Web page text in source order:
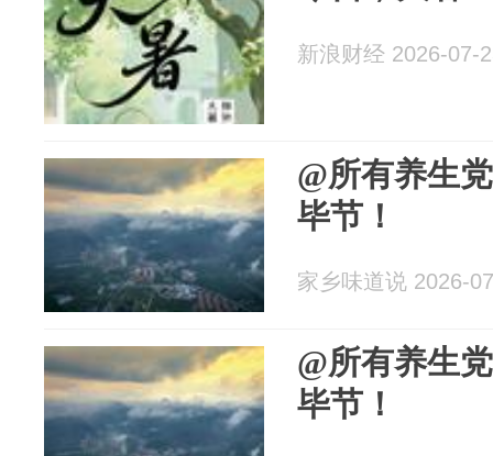
新浪财经 2026-07-
@所有养生
毕节！
家乡味道说 2026-
@所有养生
毕节！